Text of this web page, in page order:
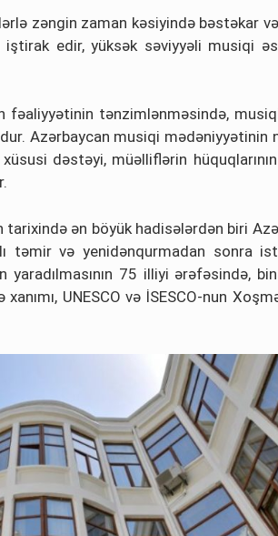
zəngin zaman kəsiyində bəstəkar
edir, yüksək səviyyəli musiqi
fəaliyyətinin tənzimlənməsində,
Azərbaycan musiqi
dəstəyi, müəlliflərin
ən böyük hadisələrdən biri
təmir və yenidənqurmadan sonra
yaradılmasının 75 illiyi ərəfəsində,
UNESCO və İSESCO-nun